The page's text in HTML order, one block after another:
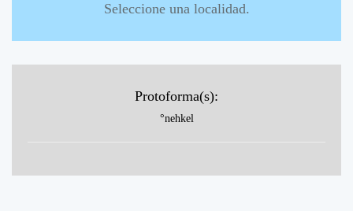
Seleccione una localidad.
Protoforma(s):
°nehkel